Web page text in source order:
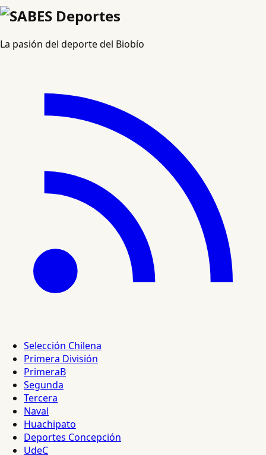
La pasión del deporte del Biobío
Selección Chilena
Primera División
PrimeraB
Segunda
Tercera
Naval
Huachipato
Deportes Concepción
UdeC